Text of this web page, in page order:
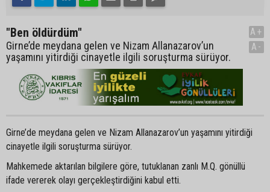
"Ben öldürdüm"
Girne’de meydana gelen ve Nizam Allanazarov’un
yaşamını yitirdiği cinayetle ilgili soruşturma sürüyor.
A+
A-
Girne’de meydana gelen ve Nizam Allanazarov’un yaşamını yitirdiği
cinayetle ilgili soruşturma sürüyor.
Mahkemede aktarılan bilgilere göre, tutuklanan zanlı M.Q. gönüllü
ifade vererek olayı gerçekleştirdiğini kabul etti.